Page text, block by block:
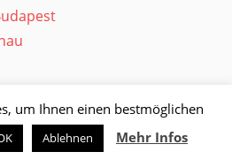
um Ihnen einen bestmöglichen
Ablehnen Mehr Infos